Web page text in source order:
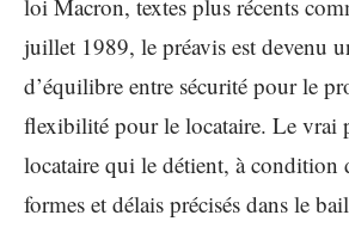
loi Macron, textes plus récents
juillet 1989, le préavis est devenu
d’équilibre entre sécurité pour le
flexibilité pour le locataire. Le vrai
locataire qui le détient, à condition
formes et délais précisés dans le